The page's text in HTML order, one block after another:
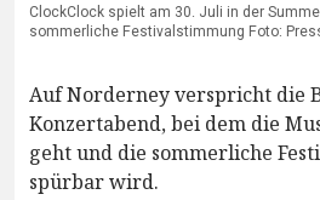
ClockClock spielt am 30. Juli in der
sommerliche Festivalstimmung Foto:
Auf Norderney verspricht die
Konzertabend, bei dem die
geht und die sommerliche
spürbar wird.